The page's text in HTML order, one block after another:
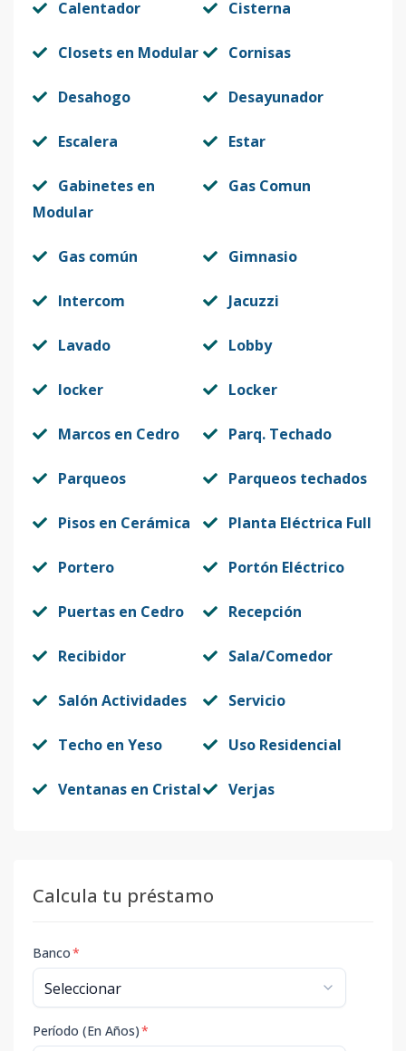
Calentador Cisterna
Closets en Modular Cornisas
Desahogo Desayunador
Escalera Estar
Gabinetes en
Modular
Gas Comun
Gas común Gimnasio
Intercom Jacuzzi
Lavado Lobby
locker Locker
Marcos en Cedro Parq. Techado
Parqueos Parqueos techados
Pisos en Cerámica Planta Eléctrica Full
Portero Portón Eléctrico
Puertas en Cedro Recepción
Recibidor Sala/Comedor
Salón Actividades Servicio
Techo en Yeso Uso Residencial
Ventanas en Cristal Verjas
Calcula tu préstamo
Banco*
Período (En Años)*